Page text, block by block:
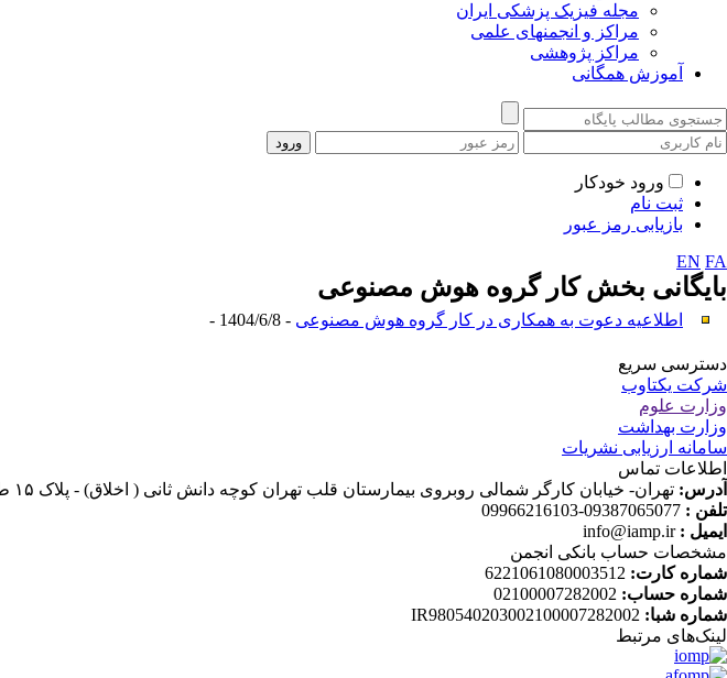
مجله فیزیک پزشکی ایران
مراکز و انجمنهای علمی
مراکز پژوهشی
آموزش همگانی
ورود خودکار
ثبت نام
بازیابی رمز عبور
EN FA
بایگانی بخشکار گروه هوش مصنوعی
اطلاعیه دعوت به همکاری در کار گروه هوش مصنوعی - 1404/6/8 -
دسترسی سریع
شرکت یکتاوب
وزارت علوم
وزارت بهداشت
سامانه ارزیابی نشریات
اطلاعات تماس
آدرس: تهران- خیابان کارگر شمالی روبروی بیمارستان قلب تهران کوچه دانش ثانی ( اخلاق) - پلاک ۱۵ طبقه ۲
تلفن : 09387065077-09966216103
ایمیل :info@iamp.ir
مشخصات حساب بانکی انجمن
شماره کارت: 6221061080003512
شماره حساب: 02100007282002
شماره شبا: IR980540203002100007282002
لینک‌های‌ مرتبط